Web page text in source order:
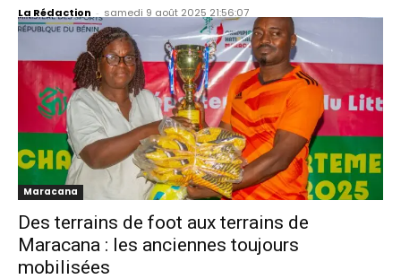
La Rédaction - samedi 9 août 2025 21:56:07
Maracana
Des terrains de foot aux terrains de
Maracana : les anciennes toujours
mobilisées